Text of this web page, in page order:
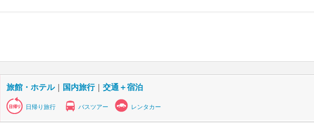
旅館・ホテル｜ 国内旅行｜ 交通＋宿泊
日帰り旅行 バスツアー レンタカー